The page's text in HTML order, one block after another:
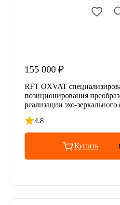
155 000 ₽
RFT OXVAT
позиционирования
реализации эхо-зеркального
4.8
Рейтинг 4.8 из 5
Купить